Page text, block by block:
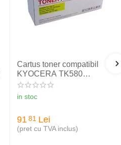
Cartus toner compatibil
KYOCERA TK580
YELLOW
in stoc
91 81 Lei
(pret cu TVA inclus)